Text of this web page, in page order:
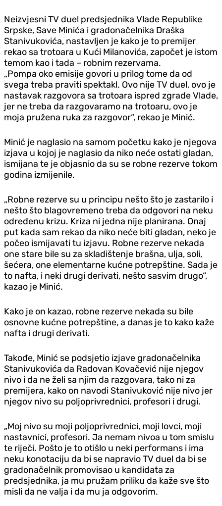
Neizvjesni TV duel predsjednika Vlade Republike
Srpske, Save Minića i gradonačelnika Draška
Stanivukovića, nastavljen je kako je to premijer
rekao sa trotoara u Kući Milanovića, započet je istom
temom kao i tada – robnim rezervama.
„Pompa oko emisije govori u prilog tome da od
svega treba praviti spektakl. Ovo nije TV duel, ovo je
nastavak razgovora sa trotoara ispred zgrade Vlade,
jer ne treba da razgovaramo na trotoaru, ovo je
moja pružena ruka za razgovor“, rekao je Minić.
Minić je naglasio na samom početku kako je njegova
izjava u kojoj je naglasio da niko neće ostati gladan,
ismijana te je objasnio da su se robne rezerve tokom
godina izmijenile.
„Robne rezerve su u principu nešto što je zastarilo i
nešto što blagovremeno treba da odgovori na neku
određenu krizu. Kriza ni jedna nije planirana. Onaj
put kada sam rekao da niko neće biti gladan, neko je
počeo ismijavati tu izjavu. Robne rezerve nekada
one stare bile su za skladištenje brašna, ulja, soli,
šećera, one elementarne kućne potrepštine. Sada je
to nafta, i neki drugi derivati, nešto sasvim drugo“,
kazao je Minić.
Kako je on kazao, robne rezerve nekada su bile
osnovne kućne potrepštine, a danas je to kako kaže
nafta i drugi derivati.
Takođe, Minić se podsjetio izjave gradonačelnika
Stanivukovića da Radovan Kovačević nije njegov
nivo i da ne želi sa njim da razgovara, tako ni za
premijera, kako on navodi Stanivuković nije nivo jer
njegov nivo su poljoprivrednici, profesori i drugi.
„Moj nivo su moji poljoprivrednici, moji lovci, moji
nastavnici, profesori. Ja nemam nivoa u tom smislu
te riječi. Pošto je to otišlo u neki performans i ima
neku konotaciju da bi se napravio TV duel da bi se
gradonačelnik promovisao u kandidata za
predsjednika, ja mu pružam priliku da kaže sve što
misli da ne valja i da mu ja odgovorim.